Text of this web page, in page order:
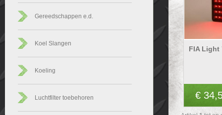
Gereedschappen e.d.
Koel Slangen
Koeling
Luchtfilter toebehoren
FIA Light
€